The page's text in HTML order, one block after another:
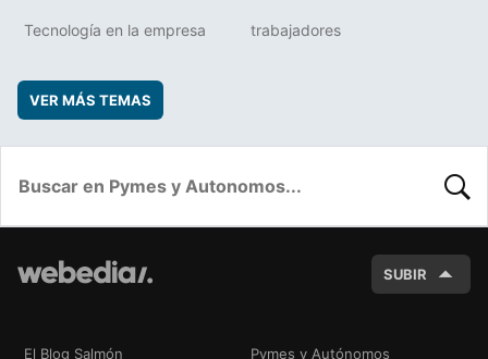
Tecnología en la empresa trabajadores
VER MÁS TEMAS
SUBIR
El Blog Salmón Pymes y Autónomos